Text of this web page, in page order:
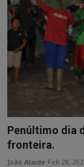
Penúltimo dia
fronteira.
João Ataide Feb 28,